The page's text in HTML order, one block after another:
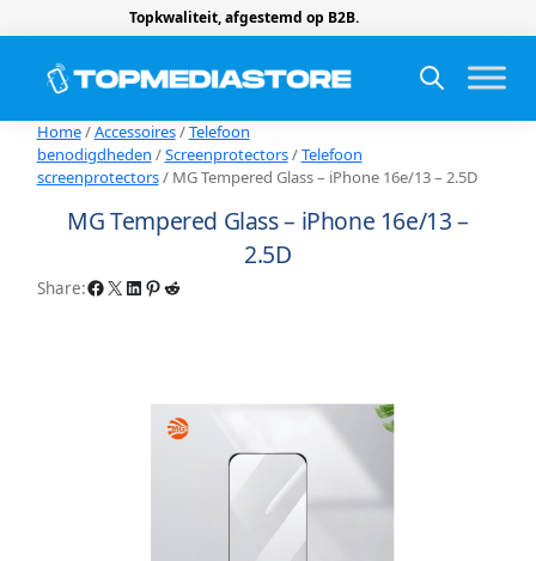
Topkwaliteit, afgestemd op B2B.
Home/Accessoires/Telefoon
benodigdheden /Screenprotectors/Telefoon
screenprotectors/ MG Tempered Glass – iPhone 16e/13 – 2.5D
MG Tempered Glass – iPhone 16e/13 –
2.5D
Share:Facebook X LinkedIn Pinterest Reddit